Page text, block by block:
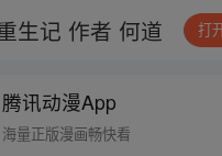
生记 作者 何道 打
腾讯动漫App
海量正版漫画畅快看